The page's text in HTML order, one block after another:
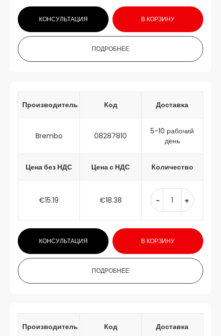
КОНСУЛЬТАЦИЯ В КОРЗИНУ
ПОДРОБНЕЕ
Производитель Код Доставка
Brembo 08287810
5-10 рабочий
день
Цена без НДС Цена с НДС Количество
€15.19 €18.38 - +
КОНСУЛЬТАЦИЯ В КОРЗИНУ
ПОДРОБНЕЕ
Производитель Код Доставка